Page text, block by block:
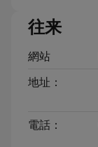
往来
網站
地址：
電話：